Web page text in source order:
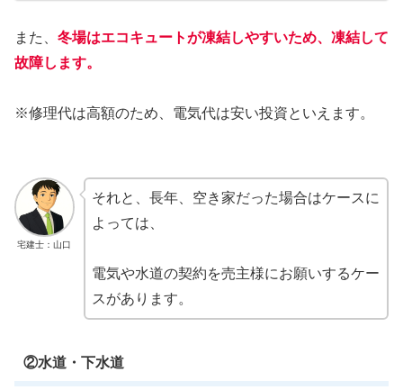
また、 冬場はエコキュートが凍結しやすいため、凍結して
故障します。
※修理代は高額のため、電気代は安い投資といえます。
宅建士：山口
それと、長年、空き家だった場合はケースに
よっては、
電気や水道の契約を売主様にお願いするケー
スがあります。
②水道・下水道